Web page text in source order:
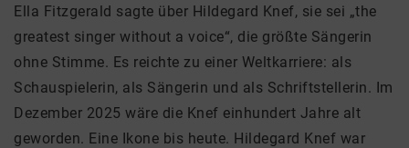
Ella Fitzgerald sagte über Hildegard Knef, sie sei „the
greatest singer without a voice“, die größte Sängerin
ohne Stimme. Es reichte zu einer Weltkarriere: als
Schauspielerin, als Sängerin und als Schriftstellerin. Im
Dezember 2025 wäre die Knef einhundert Jahre alt
geworden. Eine Ikone bis heute. Hildegard Knef war